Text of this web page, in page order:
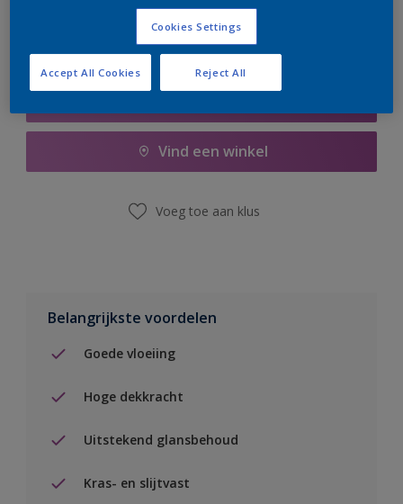
Vind een winkel
Voeg toe aan klus
Belangrijkste voordelen
Goede vloeiing
Hoge dekkracht
Uitstekend glansbehoud
Kras- en slijtvast
Cookies Settings
Reject All
Accept All Cookies